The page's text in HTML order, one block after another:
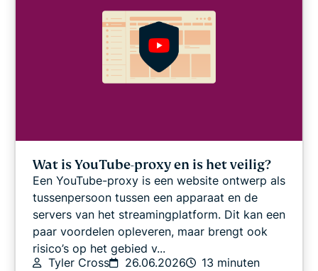
Wat is YouTube-proxy en is het veilig?
Een YouTube-proxy is een website ontwerp als
tussenpersoon tussen een apparaat en de
servers van het streamingplatform. Dit kan een
paar voordelen opleveren, maar brengt ook
risico’s op het gebied v...
Tyler Cross
26.06.2026 13 minuten